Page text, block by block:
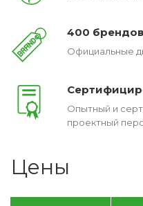
400 брендов
Официальные
Опытный и
проектный
Цены